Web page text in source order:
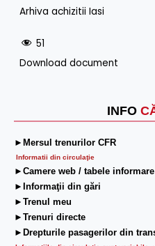
INFO
►Mersul trenurilor CFR
Informatii din circulaţie
►Camere web / tabele informare
►Informaţii din gări
►Trenul meu
►Trenuri directe
►Drepturile pasagerilor din
Arhiva achizitii Iasi
51
Download document